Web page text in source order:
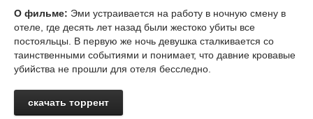
О фильме: Эми устраивается на работу в ночную смену в
отеле, где десять лет назад были жестоко убиты все
постояльцы. В первую же ночь девушка сталкивается со
таинственными событиями и понимает, что давние кровавые
убийства не прошли для отеля бесследно.
скачать торрент